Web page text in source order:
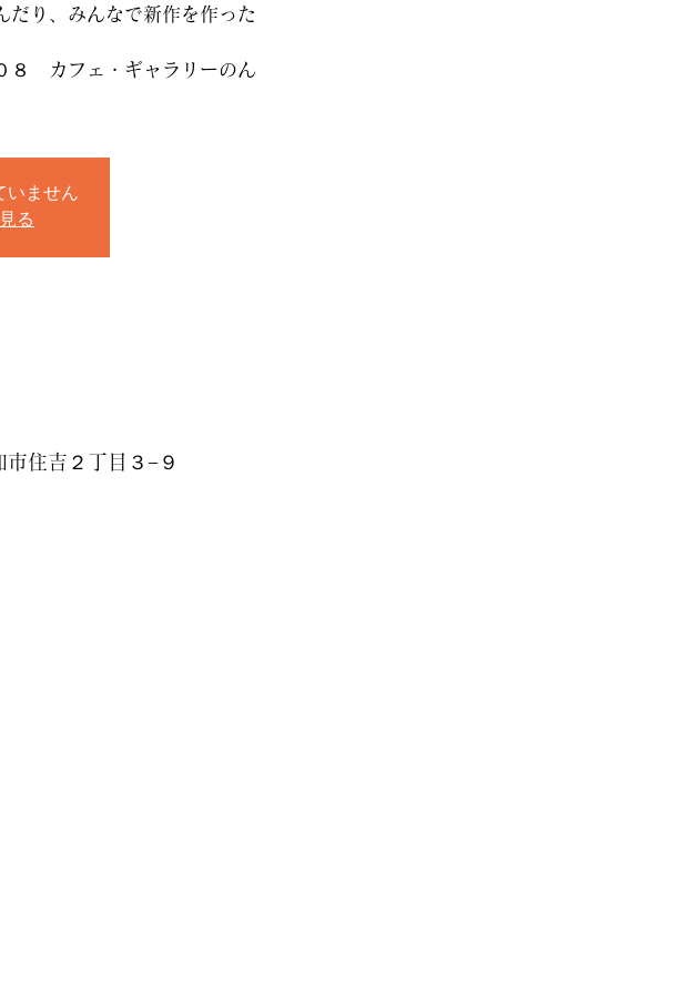
だり、みんなで新作を作った
８ カフェ・ギャラリーのん
いません
る
住吉２丁目３−９